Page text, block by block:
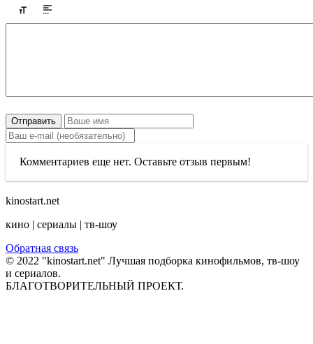
Отправить
Комментариев еще нет. Оставьте отзыв первым!
kinostart.net
кино | сериалы | тв-шоу
Обратная связь
© 2022 "kinostart.net" Лучшая подборка кинофильмов, тв-шоу
и сериалов.
БЛАГОТВОРИТЕЛЬНЫЙ ПРОЕКТ.